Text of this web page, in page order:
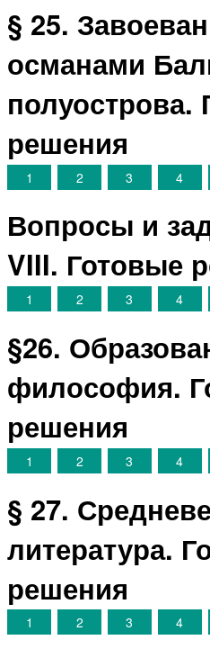
§ 25.
османами
полуострова.
решения
1 2 3 4
Вопросы и
VIII. Готовые
1 2 3 4
§26.
философия.
решения
1 2 3 4
§ 27.
литература.
решения
1 2 3 4